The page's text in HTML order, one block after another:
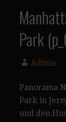
Park
Admin
Panorama
Park in
und den